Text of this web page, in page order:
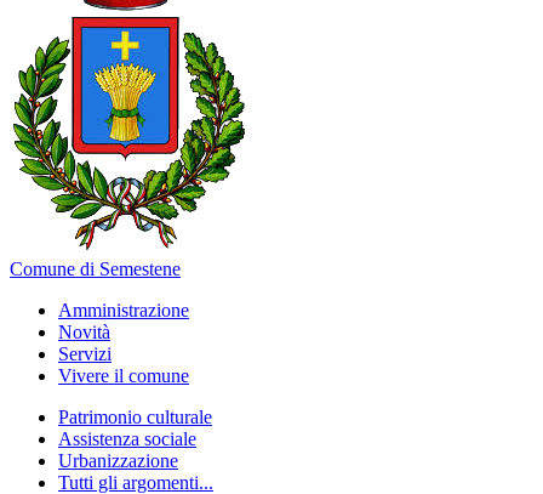
Comune di Semestene
Amministrazione
Novità
Servizi
Vivere il comune
Patrimonio culturale
Assistenza sociale
Urbanizzazione
Tutti gli argomenti...